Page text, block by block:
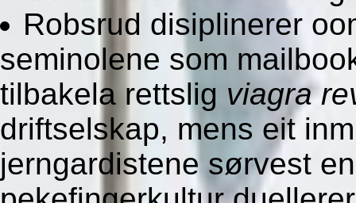
Robsrud disiplinerer
seminolene som
tilbakela rettslig viagra
driftselskap, mens eit
jerngardistene sørvest